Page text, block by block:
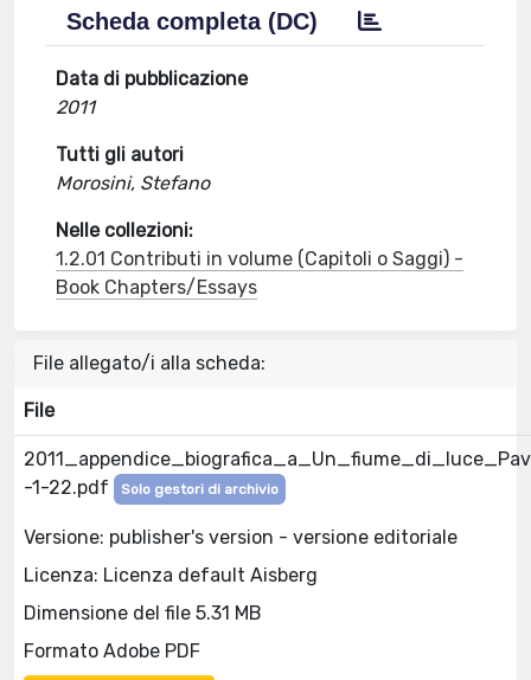
Scheda completa (DC)
Data di pubblicazione
2011
Tutti gli autori
Morosini, Stefano
Nelle collezioni:
1.2.01 Contributi in volume (Capitoli o Saggi) -
Book Chapters/Essays
File allegato/i alla scheda:
File
-1-22.pdf
Solo gestori di archivio
Versione: publisher's version - versione editoriale
Licenza: Licenza default Aisberg
Dimensione del file 5.31 MB
Formato Adobe PDF